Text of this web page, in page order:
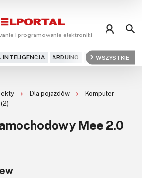
i programowanie elektroniki
ARDUINO ARM AUDIO
WSZYSTKIE
Dla pojazdów
Komputer
Mee 2.0